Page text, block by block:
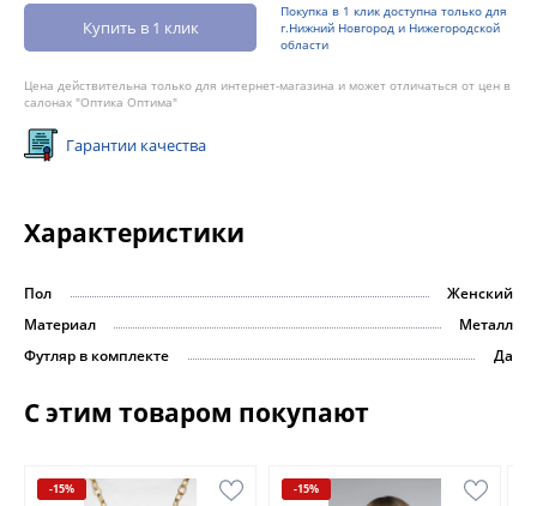
Купить в 1 клик
Покупка в 1 клик доступна только для
г.Нижний Новгород и Нижегородской
области
Цена действительна только для интернет-магазина и может отличаться от цен в
салонах "Оптика Оптима"
Гарантии качества
Характеристики
Пол
Женский
Материал
Металл
Футляр в комплекте
Да
С этим товаром покупают
-15% -15%